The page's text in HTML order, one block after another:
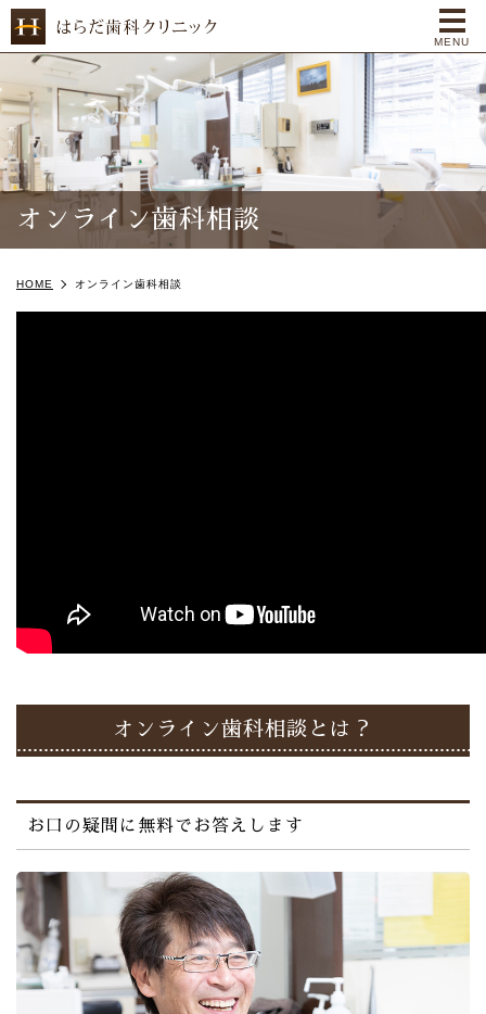
MENU
オンライン歯科相談
HOME オンライン歯科相談
オンライン歯科相談とは？
お口の疑問に無料でお答えします